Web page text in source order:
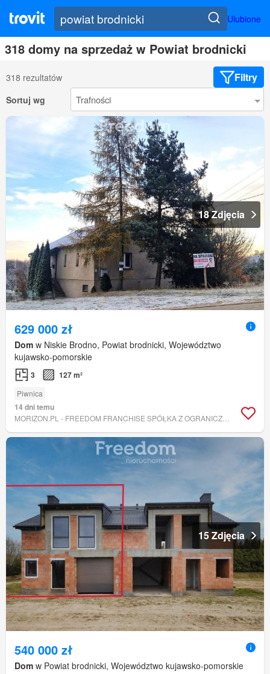
Ulubione
318 domy na sprzedaż w Powiat brodnicki
318 rezultatów Filtry
Sortuj wg
18 Zdjęcia
629 000 zł
Dom w Niskie Brodno, Powiat brodnicki, Województwo
kujawsko-pomorskie
3 127 m²
Piwnica
14 dni temu
15 Zdjęcia
540 000 zł
Dom w Powiat brodnicki, Województwo kujawsko-pomorskie